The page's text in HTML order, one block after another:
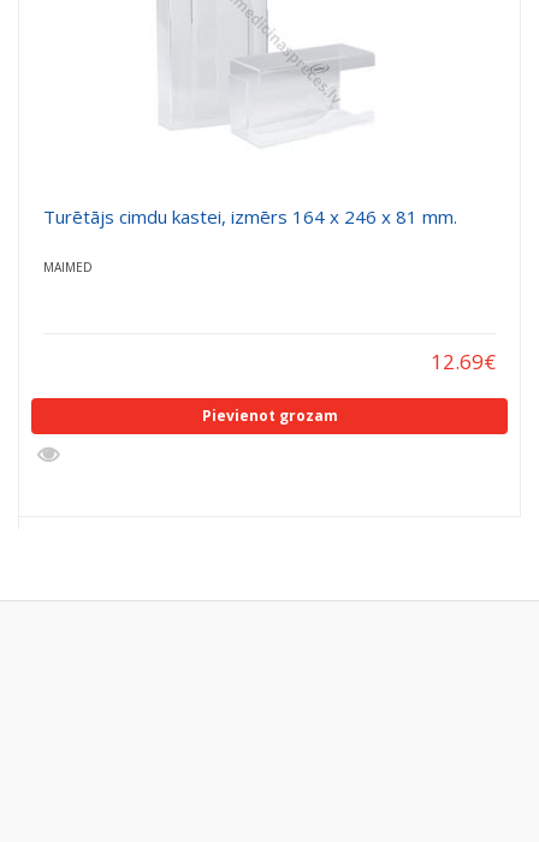
Turētājs cimdu kastei, izmērs 164 x 246 x 81 mm.
MAIMED
12.69€
Pievienot grozam